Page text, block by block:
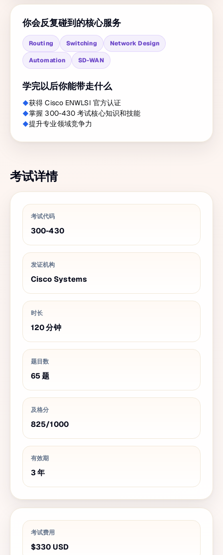
你会反复碰到的核心服务
Routing Switching Network Design
Automation SD-WAN
学完以后你能带走什么
获得 Cisco ENWLSI 官方认证
掌握 300-430 考试核心知识和技能
提升专业领域竞争力
考试详情
考试代码
300-430
发证机构
Cisco Systems
时长
120分钟
题目数
65题
及格分
825/1000
有效期
3 年
考试费用
$330 USD